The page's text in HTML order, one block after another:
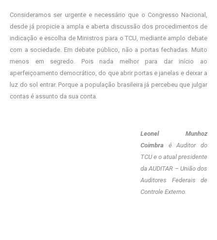
Consideramos ser urgente e necessário que o Congresso Nacional,
desde já propicie a ampla e aberta discussão dos procedimentos de
indicação e escolha de Ministros para o TCU, mediante amplo debate
com a sociedade. Em debate público, não a portas fechadas. Muito
menos em segredo. Pois nada melhor para dar início ao
aperfeiçoamento democrático, do que abrir portas e janelas e deixar a
luz do sol entrar. Porque a população brasileira já percebeu que julgar
contas é assunto da sua conta.
Leonel Munhoz
Coimbra é Auditor do
TCU e o atual presidente
da AUDITAR – União dos
Auditores Federais de
Controle Externo.